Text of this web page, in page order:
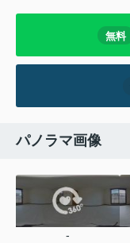
無料
パノラマ画像
-